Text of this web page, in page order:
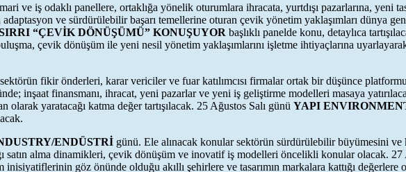
ve iş odaklı panellere, ortaklığa yönelik oturumlara ihracata, yurtdışı pazarlarına, yeni
ve sürdürülebilir başarı temellerine oturan çevik yönetim yaklaşımları dünya
“ÇEVİK DÖNÜŞÜMÜ” KONUŞUYOR başlıklı panelde konu, detaylıca
çevik dönüşüm ile yeni nesil yönetim yaklaşımlarını işletme ihtiyaçlarına
fikir önderleri, karar vericiler ve fuar katılımcısı firmalar ortak bir düşünce
inşaat finansmanı, ihracat, yeni pazarlar ve yeni iş geliştirme modelleri masaya
yaratacağı katma değer tartışılacak. 25 Ağustos Salı günü YAPI
ENDÜSTRİ günü. Ele alınacak konular sektörün sürdürülebilir büyümesini
satın alma dinamikleri, çevik dönüşüm ve inovatif iş modelleri öncelikli konular olacak. 27
göz önünde olduğu akıllı şehirlere ve tasarımın markalara kattığı